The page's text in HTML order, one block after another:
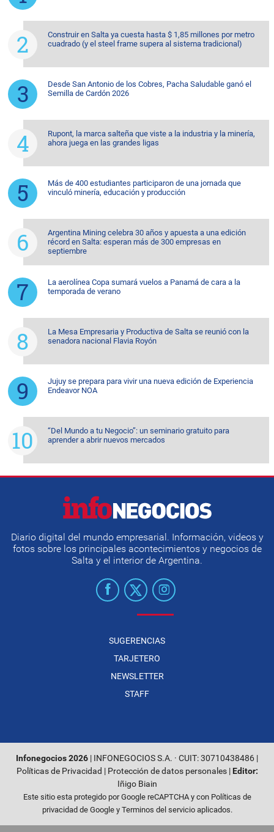
Construir en Salta ya cuesta hasta $ 1,85 millones por metro
cuadrado (y el steel frame supera al sistema tradicional)
Desde San Antonio de los Cobres, Pacha Saludable ganó el
Semilla de Cardón 2026
Rupont, la marca salteña que viste a la industria y la minería,
ahora juega en las grandes ligas
Más de 400 estudiantes participaron de una jornada que
vinculó minería, educación y producción
Argentina Mining celebra 30 años y apuesta a una edición
récord en Salta: esperan más de 300 empresas en
septiembre
La aerolínea Copa sumará vuelos a Panamá de cara a la
temporada de verano
La Mesa Empresaria y Productiva de Salta se reunió con la
senadora nacional Flavia Royón
Jujuy se prepara para vivir una nueva edición de Experiencia
Endeavor NOA
“Del Mundo a tu Negocio”: un seminario gratuito para
aprender a abrir nuevos mercados
Diario digital del mundo empresarial. Información, videos y
fotos sobre los principales acontecimientos y negocios de
Salta y el interior de Argentina.
SUGERENCIAS
TARJETERO
NEWSLETTER
STAFF
Infonegocios 2026 | INFONEGOCIOS S.A. · CUIT: 30710438486 |
Políticas de Privacidad | Protección de datos personales| Editor:
Iñigo Biain
Este sitio esta protegido por Google reCAPTCHA y con Políticas de
privacidad de Googley Terminos del servicioaplicados.